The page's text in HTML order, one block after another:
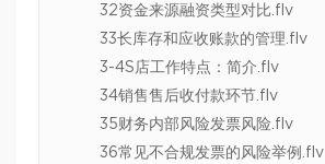
32资金来源融资类型对比.flv
33长库存和应收账款的管理.flv
3-4S店工作特点：简介.flv
34销售售后收付款环节.flv
35财务内部风险发票风险.flv
36常见不合规发票的风险举例.flv